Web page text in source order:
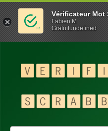
Vérificateur Mot
Fabien M
Gratuitundefined